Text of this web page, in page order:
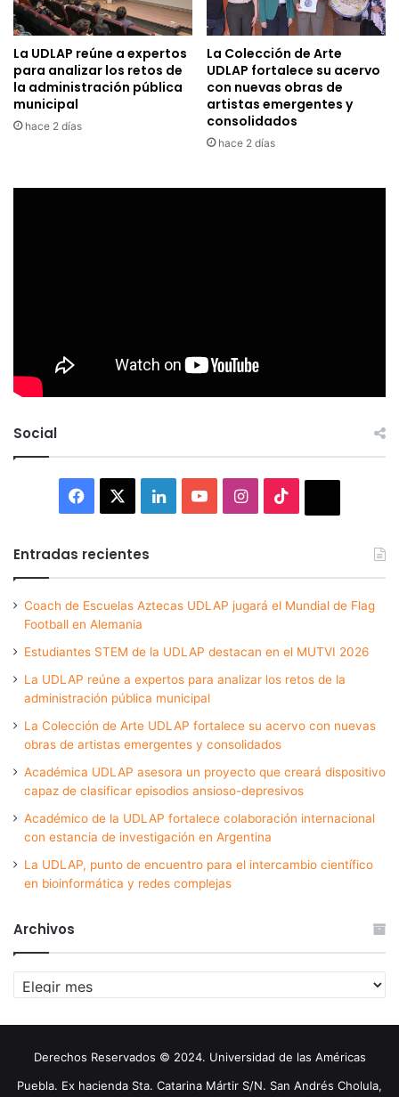
La UDLAP reúne a expertos
para analizar los retos de
la administración pública
municipal
hace 2 días
La Colección de Arte
UDLAP fortalece su acervo
con nuevas obras de
artistas emergentes y
consolidados
hace 2 días
Social
Facebook LinkedInYouTubeInstagram
Entradas recientes
Coach de Escuelas Aztecas UDLAP jugará el Mundial de Flag
Football en Alemania
Estudiantes STEM de la UDLAP destacan en el MUTVI 2026
La UDLAP reúne a expertos para analizar los retos de la
administración pública municipal
La Colección de Arte UDLAP fortalece su acervo con nuevas
obras de artistas emergentes y consolidados
Académica UDLAP asesora un proyecto que creará dispositivo
capaz de clasificar episodios ansioso-depresivos
Académico de la UDLAP fortalece colaboración internacional
con estancia de investigación en Argentina
La UDLAP, punto de encuentro para el intercambio científico
en bioinformática y redes complejas
Archivos
Archivos
Derechos Reservados © 2024. Universidad de las Américas
Puebla. Ex hacienda Sta. Catarina Mártir S/N. San Andrés Cholula,